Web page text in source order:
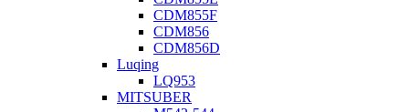
CDM855F
CDM856
CDM856D
Luqing
LQ953
MITSUBER